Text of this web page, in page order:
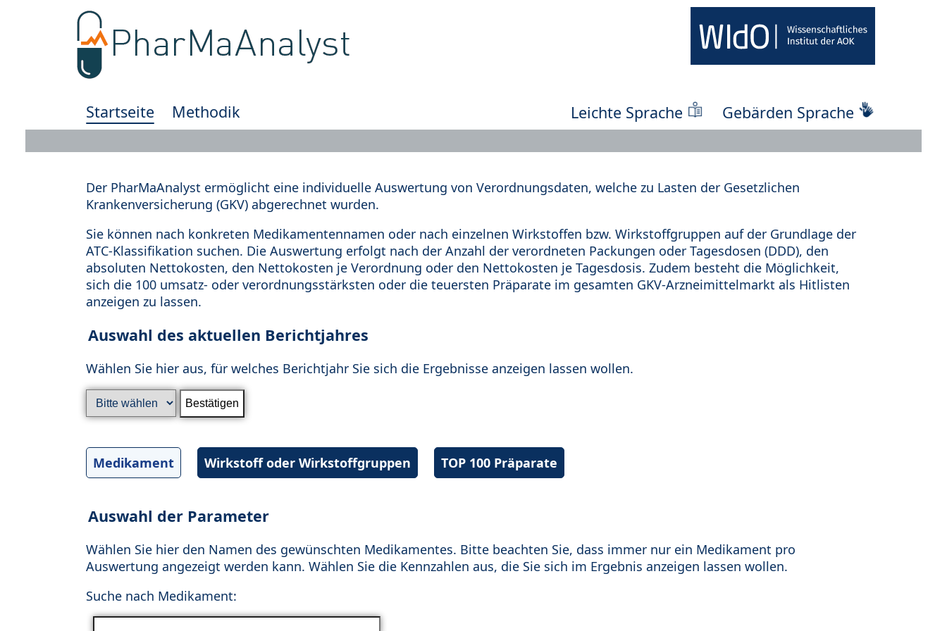
Startseite Methodik Leichte Sprache Gebärden Sprache
Der PharMaAnalyst ermöglicht eine individuelle Auswertung von Verordnungsdaten, welche zu Lasten der Gesetzlichen
Krankenversicherung (GKV) abgerechnet wurden.
Sie können nach konkreten Medikamentennamen oder nach einzelnen Wirkstoffen bzw. Wirkstoffgruppen auf der Grundlage der
ATC-Klassifikation suchen. Die Auswertung erfolgt nach der Anzahl der verordneten Packungen oder Tagesdosen (DDD), den
absoluten Nettokosten, den Nettokosten je Verordnung oder den Nettokosten je Tagesdosis. Zudem besteht die Möglichkeit,
sich die 100 umsatz- oder verordnungsstärksten oder die teuersten Präparate im gesamten GKV-Arzneimittelmarkt als Hitlisten
anzeigen zu lassen.
Auswahl des aktuellen Berichtjahres
Wählen Sie hier aus, für welches Berichtjahr Sie sich die Ergebnisse anzeigen lassen wollen.
Medikament Wirkstoff oder Wirkstoffgruppen TOP 100 Präparate
Auswahl der Parameter
Wählen Sie hier den Namen des gewünschten Medikamentes. Bitte beachten Sie, dass immer nur ein Medikament pro
Auswertung angezeigt werden kann. Wählen Sie die Kennzahlen aus, die Sie sich im Ergebnis anzeigen lassen wollen.
Suche nach Medikament: